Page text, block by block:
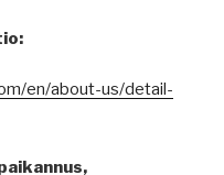
en/about-us/detail-